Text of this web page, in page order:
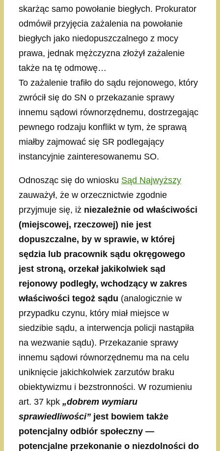
skarżąc samo powołanie biegłych. Prokurator
odmówił przyjęcia zażalenia na powołanie
biegłych jako niedopuszczalnego z mocy
prawa, jednak mężczyzna złożył zażalenie
także na tę odmowę…
To zażalenie trafiło do sądu rejonowego, który
zwrócił się do SN o przekazanie sprawy
innemu sądowi równorzędnemu, dostrzegając
pewnego rodzaju konflikt w tym, że sprawą
miałby zajmować się SR podlegający
instancyjnie zainteresowanemu SO.
Odnosząc się do wniosku Sąd Najwyższy
zauważył, że w orzecznictwie zgodnie
przyjmuje się, iż niezależnie od właściwości
(miejscowej, rzeczowej) nie jest
dopuszczalne, by w sprawie, w której
sędzia lub pracownik sądu okręgowego
jest stroną, orzekał jakikolwiek sąd
rejonowy podległy, wchodzący w zakres
właściwości tegoż sądu (analogicznie w
przypadku czynu, który miał miejsce w
siedzibie sądu, a interwencja policji nastąpiła
na wezwanie sądu). Przekazanie sprawy
innemu sądowi równorzędnemu ma na celu
uniknięcie jakichkolwiek zarzutów braku
obiektywizmu i bezstronności. W rozumieniu
art. 37 kpk „dobrem wymiaru
sprawiedliwości” jest bowiem także
potencjalny odbiór społeczny —
potencjalne przekonanie o niezdolności do